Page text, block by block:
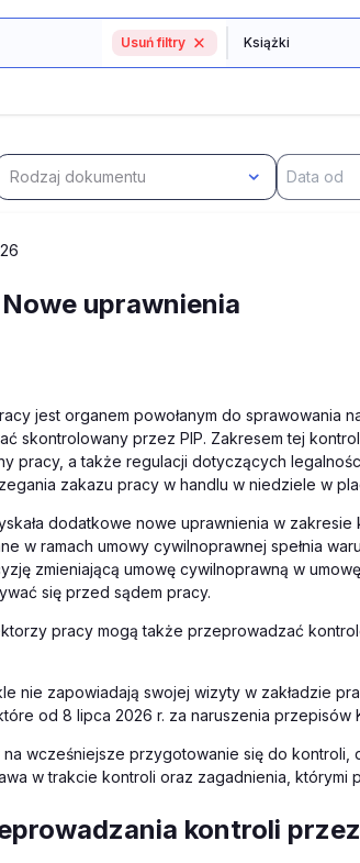
Usuń filtry
Rodzaj dokumentu
uprawnienia
jest organem powołanym do sprawowania
skontrolowany przez PIP. Zakresem tej
pracy, a także regulacji dotyczących
zakazu pracy w handlu w niedziele w
dodatkowe nowe uprawnienia w
w ramach umowy cywilnoprawnej spełnia
zmieniającą umowę cywilnoprawną w
się przed sądem pracy.
pracy mogą także przeprowadzać
nie zapowiadają swojej wizyty w zakładzie
od 8 lipca 2026 r. za naruszenia przepisów
wcześniejsze przygotowanie się do kontroli,
w trakcie kontroli oraz zagadnienia, którymi
kontroli